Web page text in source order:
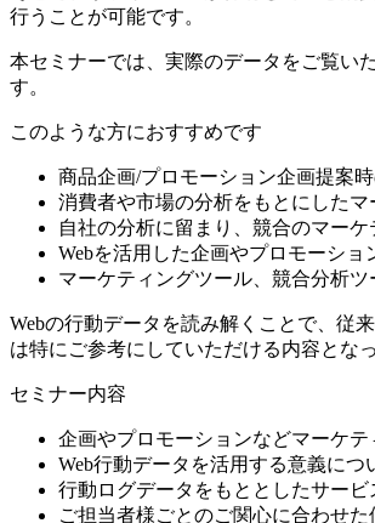
行うことが可能です。
本セミナーでは、実際のデータをご覧い
す。
このような方におすすめです
商品企画/プロモーション企画提案
消費者や市場の分析をもとにした
自社の分析に留まり、競合のマー
Webを活用した企画やプロモーシ
マーケティングツール、競合分析
Webの行動データを読み解くことで、従
は特にご参考にしていただける内容とな
セミナー内容
企画やプロモーションなどマーケ
Web行動データを活用する意義につ
行動ログデータをもととしたサー
ご担当者様ごとのご関心に合わせ